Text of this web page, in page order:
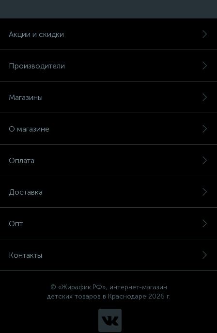
Акции и скидки
Производители
Магазины
О магазине
Оплата
Доставка
Опт
Контакты
© «Жирафик.РФ», интернет-магазин
детских товаров в Краснодаре 2026 г.